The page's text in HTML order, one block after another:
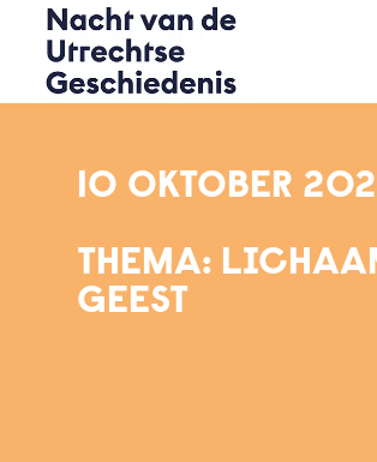
10 OKTOBER
THEMA:
GEEST